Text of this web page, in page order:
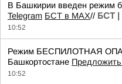
В Башкирии введен режим
Telegram БСТ в МАХ// БСТ |
10:52
Режим БЕСПИЛОТНАЯ
Башкортостане Предложить
10:52